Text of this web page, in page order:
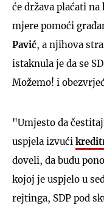
će država plaćati
mjere pomoći
Pavić, a njihova
istaknula je da se
Možemo! i
"Umjesto da
uspjela izvući
doveli, da budu
kojoj je uspjelo u
rejtinga, SDP pod